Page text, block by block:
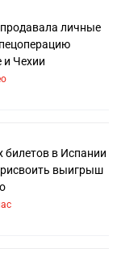
личные
и Чехии
билетов в Испании
выигрыш